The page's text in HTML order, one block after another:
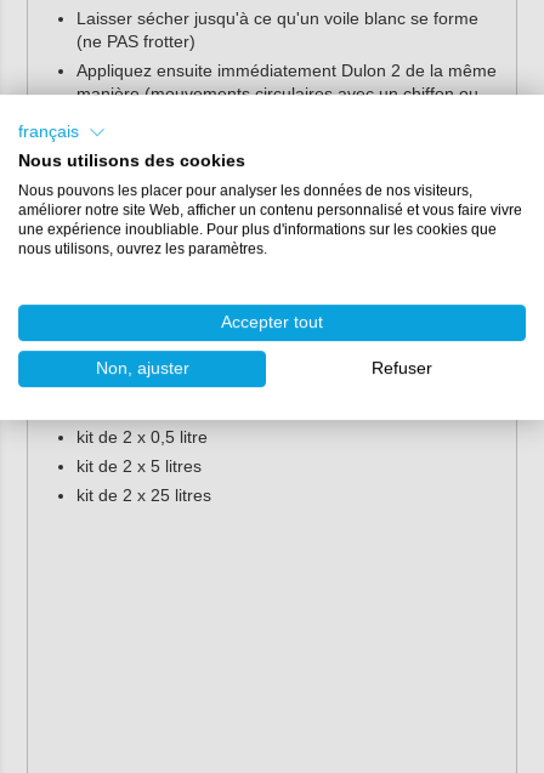
Laisser sécher jusqu'à ce qu'un voile blanc se forme
(ne PAS frotter)
Appliquez ensuite immédiatement Dulon 2 de la même
manière (mouvements circulaires avec un chiffon ou
se forme
Frottez ce voile avec un chiffon ou un chiffon de
polissage propre, sec et non pelucheux.
périodiquement la surface avec Dulon 03 (shampoing
Premium).
Conditionnement
kit de 2 x 0,5 litre
kit de 2 x 5 litres
kit de 2 x 25 litres
français
Nous utilisons des cookies
Nous pouvons les placer pour analyser les données de nos visiteurs,
améliorer notre site Web, afficher un contenu personnalisé et vous faire vivre
une expérience inoubliable. Pour plus d'informations sur les cookies que
nous utilisons, ouvrez les paramètres.
Accepter tout
Non, ajuster Refuser